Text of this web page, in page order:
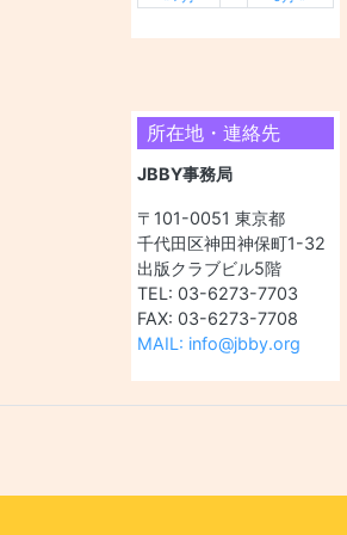
所在地・連絡先
JBBY事務局
〒101-0051 東京都
千代田区神田神保町1-32
出版クラブビル5階
TEL: 03-6273-7703
FAX: 03-6273-7708
MAIL: info@jbby.org